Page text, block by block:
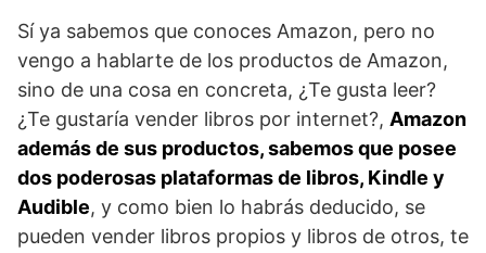
Sí ya sabemos que conoces Amazon, pero no
vengo a hablarte de los productos de Amazon,
sino de una cosa en concreta, ¿Te gusta leer?
¿Te gustaría vender libros por internet?, Amazon
además de sus productos, sabemos que posee
dos poderosas plataformas de libros, Kindle y
Audible, y como bien lo habrás deducido, se
pueden vender libros propios y libros de otros, te